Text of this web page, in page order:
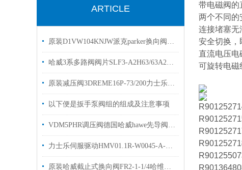
ARTICLE
原装D1VW104KNJW派克parker换向阀优势出售选购
哈威3系多路阀阀片SLF3-A2H63/63A200B200/E0CGHAWE控制阀
原装减压阀3DREME16P-73/200力士乐比例阀有现货出售
以下便是扳手泵阀组的组成及注意事项
VDM5PHR调压阀德国哈威hawe先导阀VDM4PHR
力士乐伺服驱动HMV01.1R-W0045-A-07技术参数
原装哈威截止式换向阀FR2-1-1/4哈维换向阀现货
带电磁阀的
两个不同的
连接堵塞无
安全切换，
直流电压电
可旋转电磁